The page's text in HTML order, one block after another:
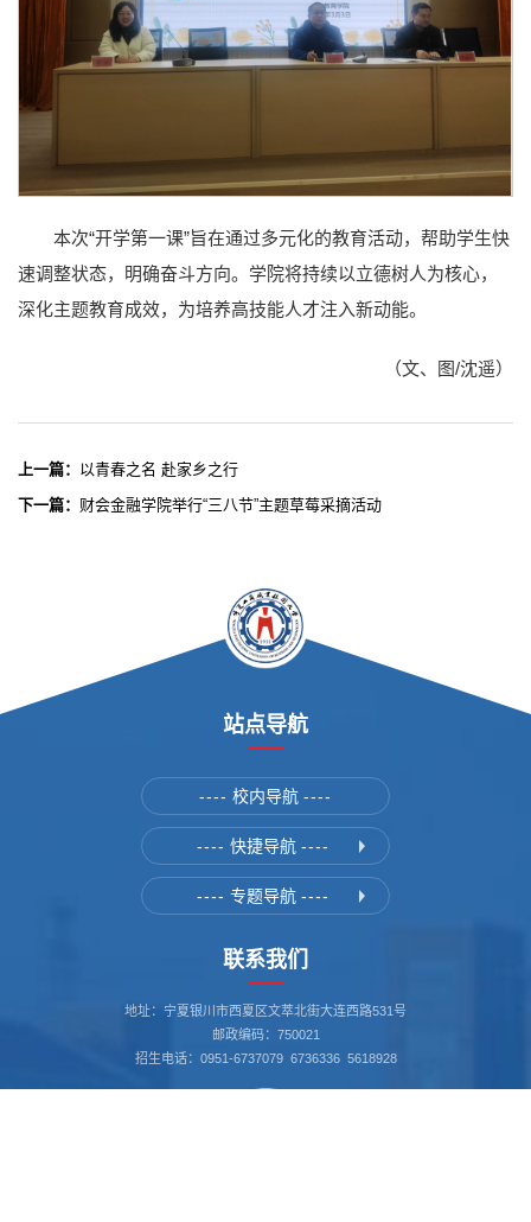
本次“开学第一课”旨在通过多元化的教育活动，帮助学生快
速调整状态，明确奋斗方向。学院将持续以立德树人为核心，
深化主题教育成效，为培养高技能人才注入新动能。
（文、图/沈遥）
上一篇： 以青春之名 赴家乡之行
下一篇： 财会金融学院举行“三八节”主题草莓采摘活动
站点导航
---- 校内导航 ----
---- 快捷导航 ----
---- 专题导航 ----
联系我们
地址：宁夏银川市西夏区文萃北街大连西路531号
邮政编码：750021
招生电话：0951-6737079 6736336 5618928